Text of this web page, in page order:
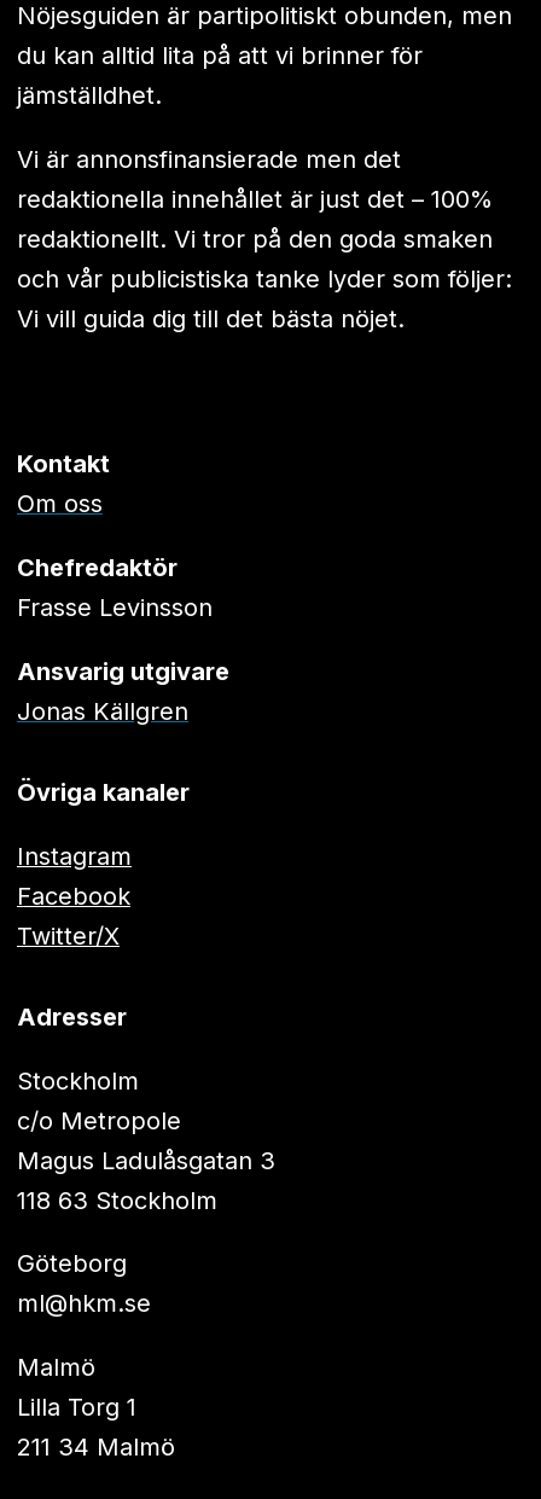
Nöjesguiden är partipolitiskt obunden, men
du kan alltid lita på att vi brinner för
jämställdhet.
Vi är annonsfinansierade men det
redaktionella innehållet är just det – 100%
redaktionellt. Vi tror på den goda smaken
och vår publicistiska tanke lyder som följer:
Vi vill guida dig till det bästa nöjet.
Kontakt
Om oss
Chefredaktör
Frasse Levinsson
Ansvarig utgivare
Jonas Källgren
Övriga kanaler
Instagram
Facebook
Twitter/X
Adresser
Stockholm
c/o Metropole
Magus Ladulåsgatan 3
118 63 Stockholm
Göteborg
ml@hkm.se
Malmö
Lilla Torg 1
211 34 Malmö